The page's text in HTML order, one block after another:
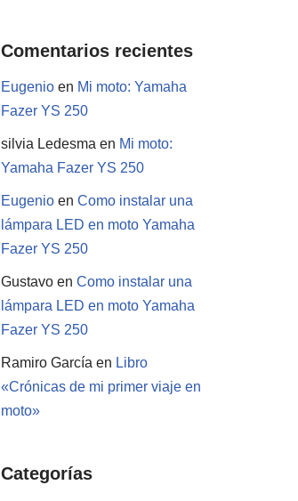
Comentarios recientes
Eugenioen Mi moto: Yamaha
Fazer YS 250
silvia Ledesma en Mi moto:
Yamaha Fazer YS 250
Eugenioen Como instalar una
lámpara LED en moto Yamaha
Fazer YS 250
Gustavoen Como instalar una
lámpara LED en moto Yamaha
Fazer YS 250
Ramiro García en Libro
«Crónicas de mi primer viaje en
moto»
Categorías